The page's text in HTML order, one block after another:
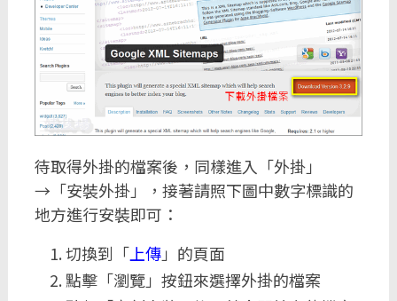
待取得外掛的檔案後，同樣進入「外掛」
→「安裝外掛」，接著請照下圖中數字標識的
地方進行安裝即可：
切換到「上傳」的頁面
點擊「瀏覽」按鈕來選擇外掛的檔案